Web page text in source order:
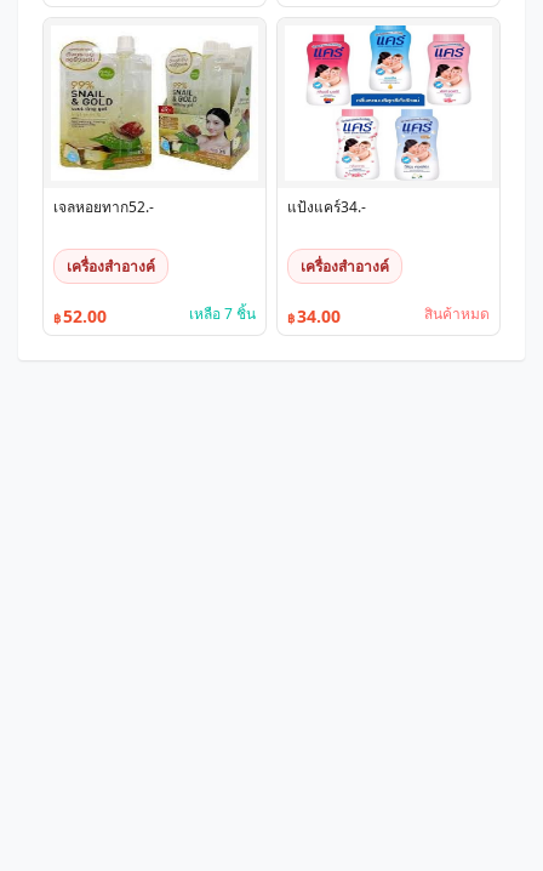
เจลหอยทาก52.-
เครื่องสำอางค์
฿52.00 เหลือ 7 ชิ้น
แป้งแคร์34.-
เครื่องสำอางค์
฿34.00 สินค้าหมด